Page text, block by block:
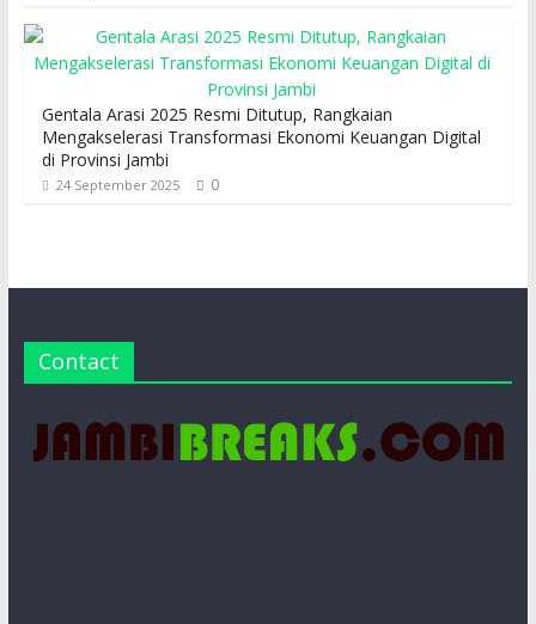
Gentala Arasi 2025 Resmi Ditutup, Rangkaian
Mengakselerasi Transformasi Ekonomi Keuangan Digital
di Provinsi Jambi
24 September 2025 0
Contact